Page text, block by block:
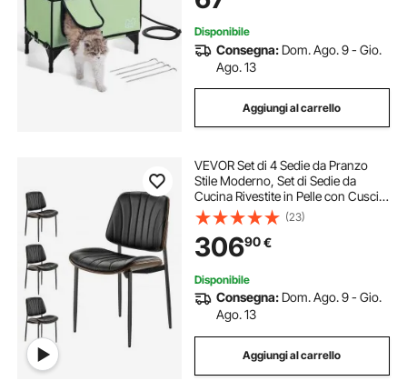
Taglia Grande
Disponibile
Consegna: Dom. Ago. 9 - Gio.
Ago. 13
Aggiungi al carrello
VEVOR Set di 4 Sedie da Pranzo
Stile Moderno, Set di Sedie da
Cucina Rivestite in Pelle con Cuscini
Gambe in Metallo, Mobili
Salvaspazio per Tavolo da Aranzo,
Soggiorno, Cucina, Nero
(23)
30690€
Disponibile
Consegna: Dom. Ago. 9 - Gio.
Ago. 13
Aggiungi al carrello